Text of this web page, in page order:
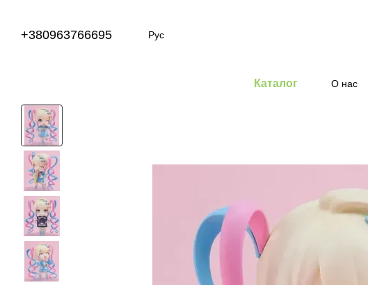
+380963766695 Рус
Каталог О нас